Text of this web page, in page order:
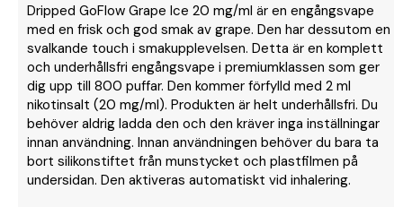
Dripped GoFlow Grape Ice 20 mg/ml är en engångsvape
med en frisk och god smak av grape. Den har dessutom en
svalkande touch i smakupplevelsen. Detta är en komplett
och underhållsfri engångsvape i premiumklassen som ger
dig upp till 800 puffar. Den kommer förfylld med 2 ml
nikotinsalt (20 mg/ml). Produkten är helt underhållsfri. Du
behöver aldrig ladda den och den kräver inga inställningar
innan användning. Innan användningen behöver du bara ta
bort silikonstiftet från munstycket och plastfilmen på
undersidan. Den aktiveras automatiskt vid inhalering.